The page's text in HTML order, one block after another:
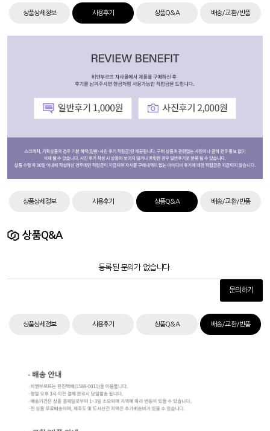
상품상세정보 사용후기 상품Q&A 배송/교환/반품
상품상세정보 사용후기 상품Q&A 배송/교환/반품
상품Q&A
등록된 문의가 없습니다.
문의하기
상품상세정보 사용후기 상품Q&A 배송/교환/반품